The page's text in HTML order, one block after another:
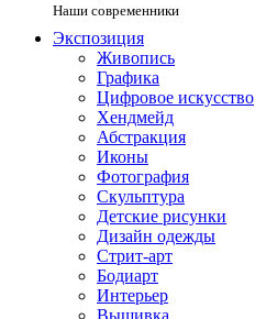
Наши современники
Экспозиция
Живопись
Графика
Цифровое искусство
Хендмейд
Абстракция
Иконы
Фотография
Скульптура
Детские рисунки
Дизайн одежды
Стрит-арт
Бодиарт
Интерьер
Вышивка